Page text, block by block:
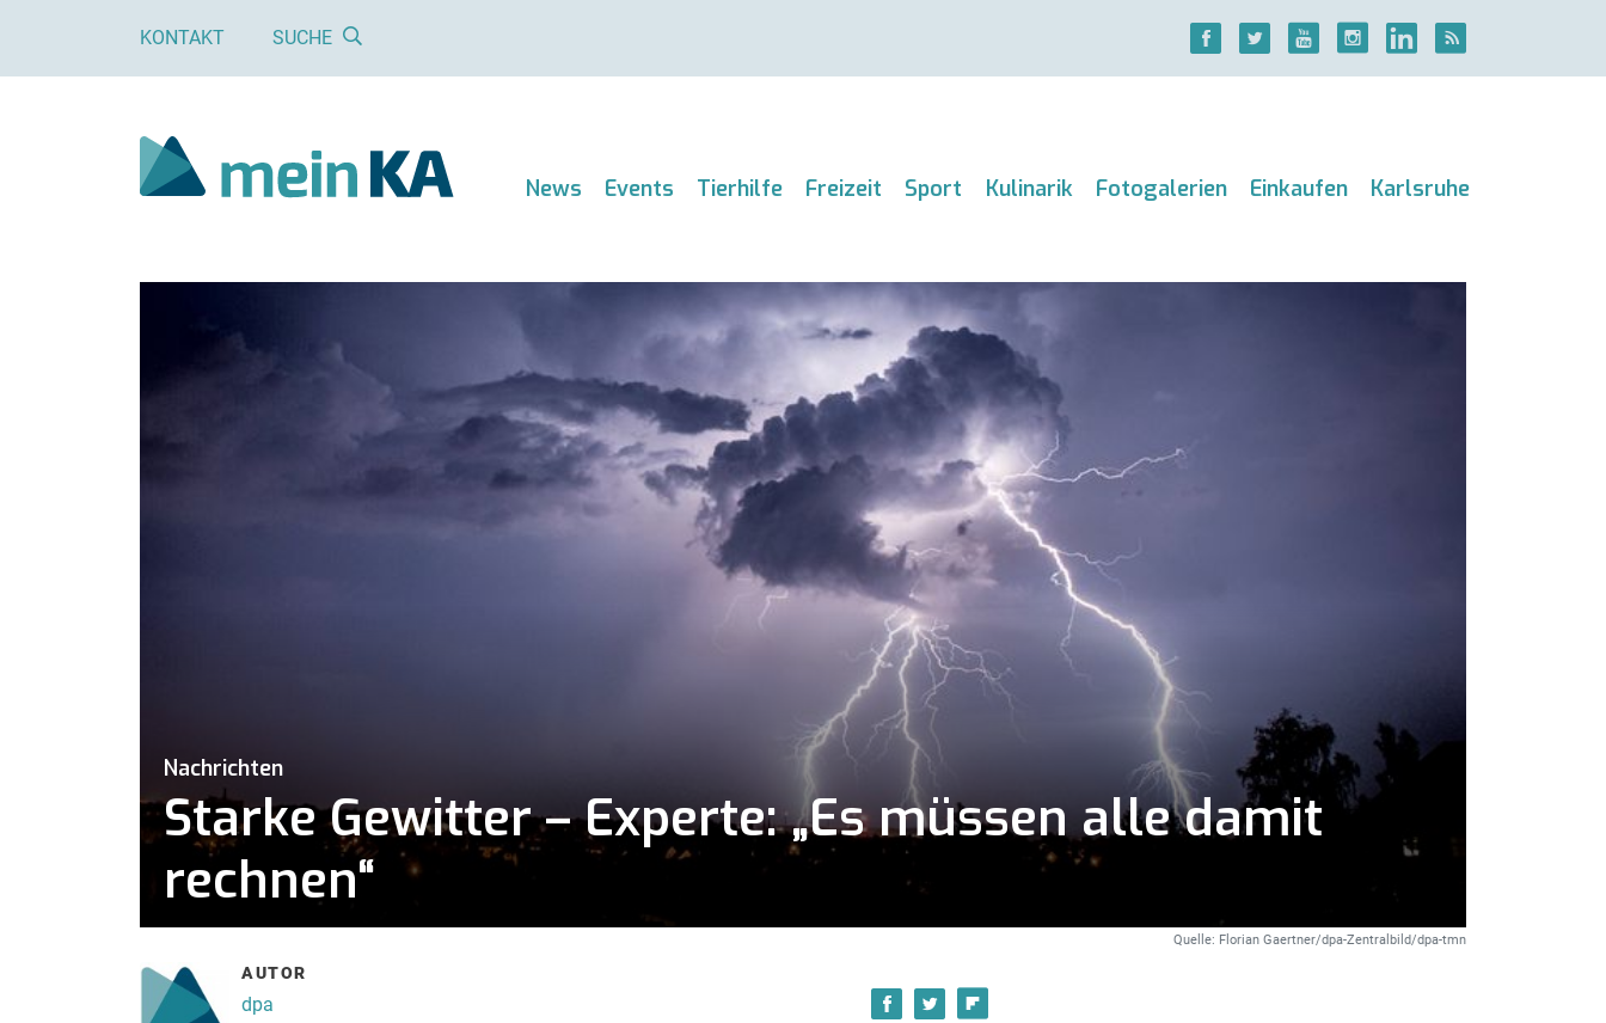
KONTAKT SUCHE
News Events Tierhilfe Freizeit Sport Kulinarik Fotogalerien Einkaufen Karlsruhe
Nachrichten
Starke Gewitter – Experte: „Es müssen alle damit
rechnen“
Quelle: Florian Gaertner/dpa-Zentralbild/dpa-tmn
AUTOR
dpa